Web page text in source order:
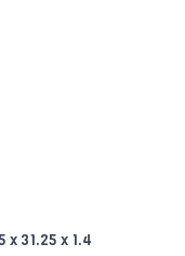
x 31.25 x 1.4